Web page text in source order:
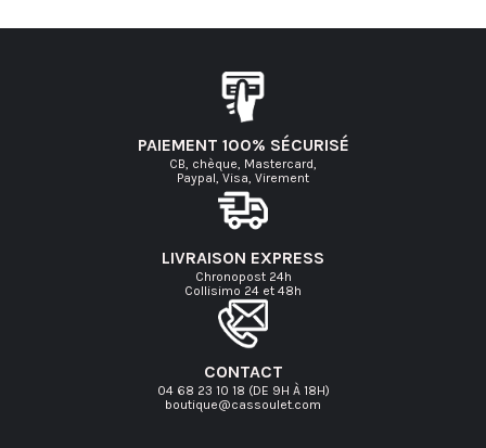
PAIEMENT 100% SÉCURISÉ
CB, chèque, Mastercard,
Paypal, Visa, Virement
LIVRAISON EXPRESS
Chronopost 24h
Collisimo 24 et 48h
CONTACT
04 68 23 10 18 (DE 9H À 18H)
boutique@cassoulet.com